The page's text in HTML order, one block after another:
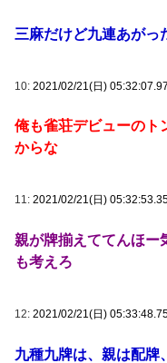
三麻だけど九連あがっ
10: 2021/02/21(日)
俺も雀荘デビューのト
からな
11: 2021/02/21(日)
親が牌揃えててんほー
も考えろ
12: 2021/02/21(日)
九種九牌は、親は配牌